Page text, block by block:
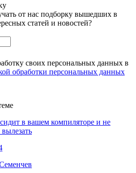
от нас подборку вышедших в
статей и новостей?
своих персональных данных в
обработки персональных данных
в вашем компиляторе и не
вылезать